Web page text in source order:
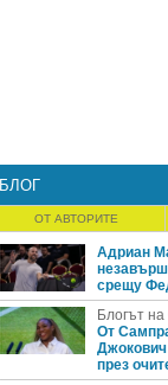
БЛОГ
ОТ АВТОРИТЕ
Адриан
срещу
Блогът
От
през